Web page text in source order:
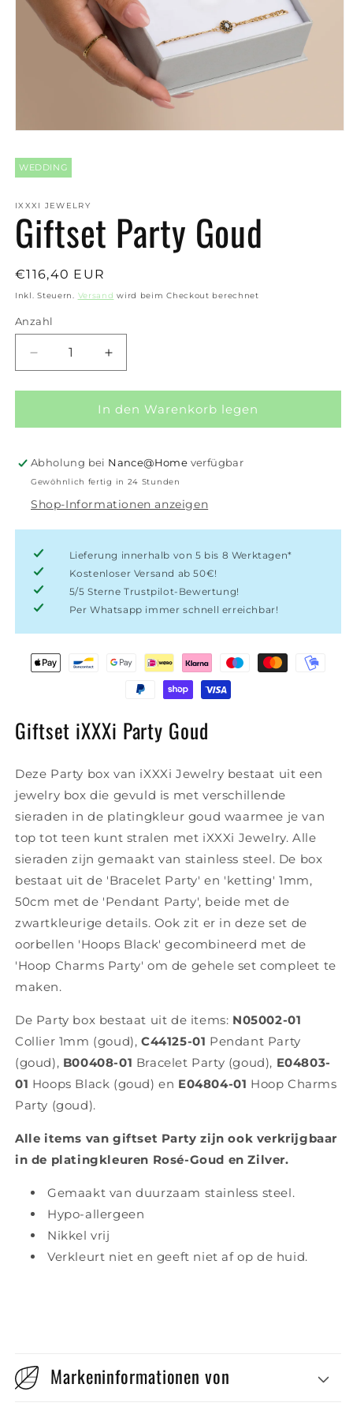
in
Modal
WEDDING
IXXXI JEWELRY
Giftset Party Goud
Normaler
Preis
€116,40 EUR
Inkl. Steuern. Versand wird beim Checkout berechnet
Anzahl
Anzahl
Verringere
die
Menge
Giftset
Goud
Erhöhe
die
Menge
für
Giftset
Goud
In den Warenkorb legen
Abholung bei Nance@Home verfügbar
Gewöhnlich fertig in 24 Stunden
Shop-Informationen anzeigen
Lieferung innerhalb von 5 bis 8 Werktagen*
Kostenloser Versand ab 50€!
5/5 Sterne Trustpilot-Bewertung!
Per Whatsapp immer schnell erreichbar!
Giftset iXXXi Party Goud
Deze Party box van iXXXi Jewelry bestaat uit een
jewelry box die gevuld is met verschillende
sieraden in de platingkleur goud waarmee je van
top tot teen kunt stralen met iXXXi Jewelry. Alle
sieraden zijn gemaakt van stainless steel. De box
bestaat uit de 'Bracelet Party' en 'ketting' 1mm,
50cm met de 'Pendant Party', beide met de
zwartkleurige details. Ook zit er in deze set de
oorbellen 'Hoops Black' gecombineerd met de
'Hoop Charms Party' om de gehele set compleet te
maken.
De Party box bestaat uit de items: N05002-01
Collier 1mm (goud), C44125-01 Pendant Party
(goud), B00408-01 Bracelet Party (goud), E04803-
01 Hoops Black (goud) en E04804-01 Hoop Charms
Party (goud).
Alle items van giftset Party zijn ook verkrijgbaar
in de platingkleuren Rosé-Goud en Zilver.
Gemaakt van duurzaam stainless steel.
Hypo-allergeen
Nikkel vrij
Verkleurt niet en geeft niet af op de huid.
Markeninformationen von